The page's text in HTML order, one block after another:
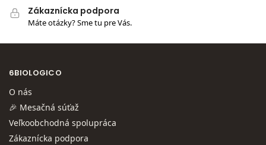
Zákaznícka podpora
Máte otázky? Sme tu pre Vás.
6BIOLOGICO
O nás
🎉 Mesačná súťaž
Veľkoobchodná spolupráca
Zákaznícka podpora